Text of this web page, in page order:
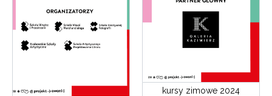
kursy zimowe 2024